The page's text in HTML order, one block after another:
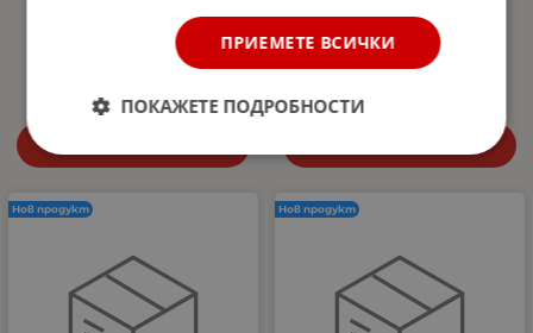
изисквания в Гърция
52.81
комплекта
20.13
Нов продукт Нов продукт
ПРИЕМЕТЕ ВСИЧКИ
ПОКАЖЕТЕ ПОДРОБНОСТИ